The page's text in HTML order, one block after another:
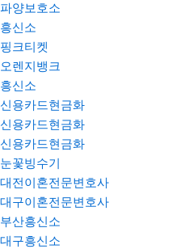
파양보호소
흥신소
핑크티켓
오렌지뱅크
흥신소
신용카드현금화
신용카드현금화
신용카드현금화
눈꽃빙수기
대전이혼전문변호사
대구이혼전문변호사
부산흥신소
대구흥신소